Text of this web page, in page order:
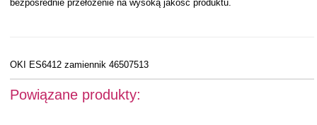
bezpośrednie przełożenie na wysoką jakość produktu.
OKI ES6412 zamiennik 46507513
Powiązane produkty: